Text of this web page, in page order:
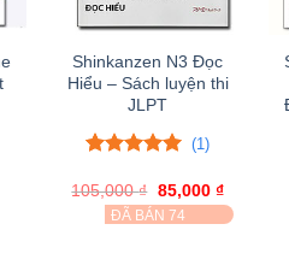
Shinkanzen N3 Đọc
Hiểu – Sách luyện thi
JLPT
đánh giá
(1)
105,000₫ Giá
gốc
là:
85,000 ₫Giá
hiện
tại
ĐÃ BÁN 74